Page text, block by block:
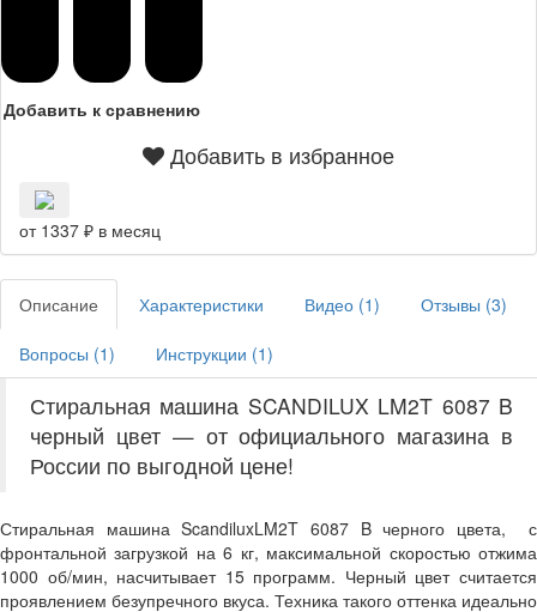
Добавить к сравнению
Добавить в избранное
от 1337 ₽ в месяц
Описание Характеристики Видео (1) Отзывы (3)
Вопросы (1) Инструкции (1)
Стиральная машина SCANDILUX LM2T 6087 B
черный цвет — от официального магазина в
России по выгодной цене!
Стиральная машина ScandiluxLM2T 6087 B черного цвета, с
фронтальной загрузкой на 6 кг, максимальной скоростью отжима
1000 об/мин, насчитывает 15 программ. Черный цвет считается
проявлением безупречного вкуса. Техника такого оттенка идеально